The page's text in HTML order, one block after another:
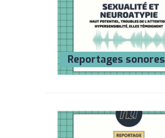
Reportages sonores